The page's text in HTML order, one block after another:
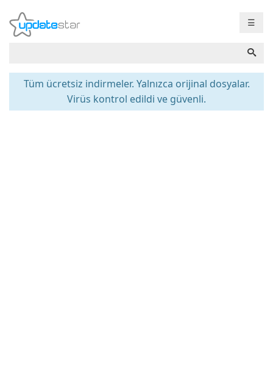
☰
Tüm ücretsiz indirmeler. Yalnızca orijinal dosyalar.
Virüs kontrol edildi ve güvenli.